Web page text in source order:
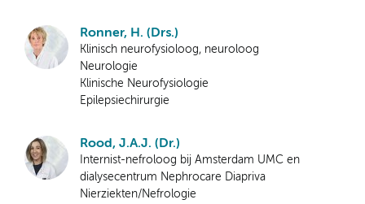
Ronner, H. (Drs.)
Klinisch neurofysioloog, neuroloog
Neurologie
Klinische Neurofysiologie
Epilepsiechirurgie
Rood, J.A.J. (Dr.)
Internist-nefroloog bij Amsterdam UMC en
dialysecentrum Nephrocare Diapriva
Nierziekten/Nefrologie